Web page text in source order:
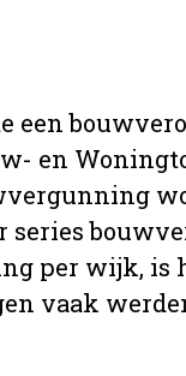
een
en
series
per wijk, is
vaak